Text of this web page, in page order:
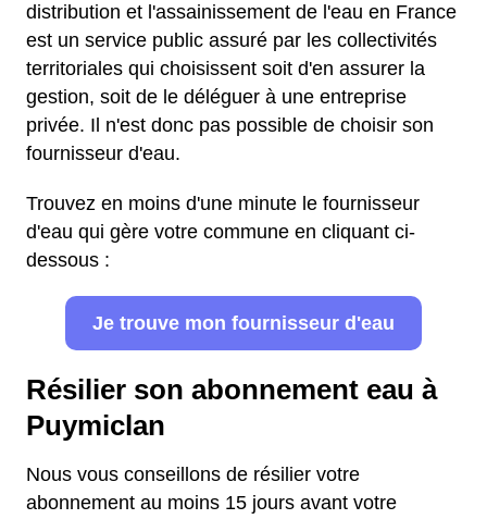
distribution et l'assainissement de l'eau en France
est un service public assuré par les collectivités
territoriales qui choisissent soit d'en assurer la
gestion, soit de le déléguer à une entreprise
privée. Il n'est donc pas possible de choisir son
fournisseur d'eau.
Trouvez en moins d'une minute le fournisseur
d'eau qui gère votre commune en cliquant ci-
dessous :
Je trouve mon fournisseur d'eau
Résilier son abonnement eau à
Puymiclan
Nous vous conseillons de résilier votre
abonnement au moins 15 jours avant votre